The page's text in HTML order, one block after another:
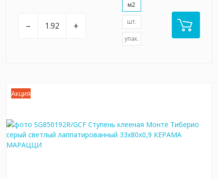
– +
м2
шт.
упак.
Акция